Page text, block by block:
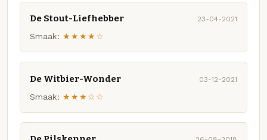
De Stout-Liefhebber 23-04-2021
Smaak: ★★★★☆
De Witbier-Wonder 03-12-2021
Smaak: ★★★☆☆